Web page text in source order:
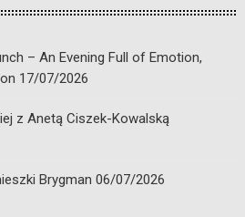
– An Evening Full of Emotion,
17/07/2026
z Anetą Ciszek-Kowalską
Brygman 06/07/2026